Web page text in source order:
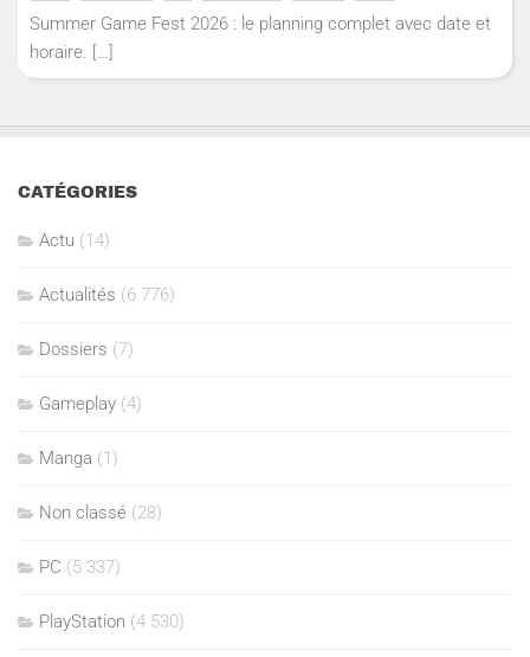
Summer Game Fest 2026 : le planning complet avec date et
horaire. […]
CATÉGORIES
Actu (14)
Actualités (6 776)
Dossiers (7)
Gameplay (4)
Manga (1)
Non classé (28)
PC (5 337)
PlayStation (4 530)